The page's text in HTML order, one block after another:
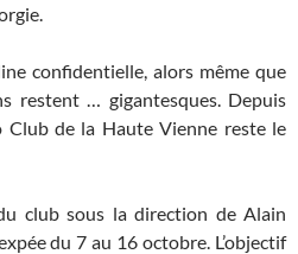
confidentielle, alors même que
restent … gigantesques. Depuis
Club de la Haute Vienne reste le
club sous la direction de Alain
du 7 au 16 octobre. L’objectif